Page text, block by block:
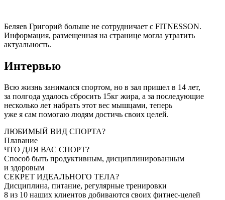
Беляев Григорий больше не сотрудничает с FITNESSON.
Информация, размещенная на странице могла утратить
актуальность.
Интервью
Всю жизнь занимался спортом, но в зал пришел в 14 лет,
за полгода удалось сбросить 15кг жира, а за последующие
несколько лет набрать этот вес мышцами, теперь
уже я сам помогаю людям достичь своих целей.
ЛЮБИМЫЙ ВИД СПОРТА?
Плавание
ЧТО ДЛЯ ВАС СПОРТ?
Способ быть продуктивным, дисциплинированным
и здоровым
СЕКРЕТ ИДЕАЛЬНОГО ТЕЛА?
Дисциплина, питание, регулярные тренировки
8 из 10 наших клиентов добиваются своих фитнес-целей